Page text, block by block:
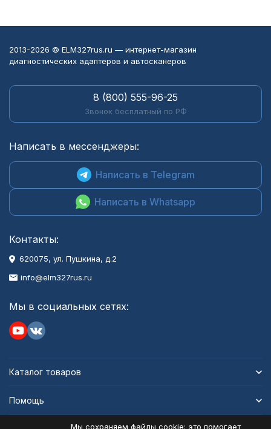
2013-2026 © ELM327rus.ru — интернет-магазин
диагностических адаптеров и автосканеров
8 (800) 555-96-25
Звонок бесплатный по РФ
Написать в мессенджеры:
Написать в Telegram
Написать в Whatsapp
Контакты:
620075, ул. Пушкина, д.2
info@elm327rus.ru
Мы в социальных сетях:
Каталог товаров
Помощь
Мы сохраняем файлы cookie: это помогает